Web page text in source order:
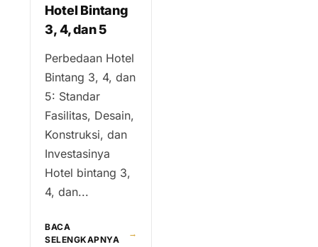
Hotel Bintang
3, 4, dan 5
Perbedaan Hotel
Bintang 3, 4, dan
5: Standar
Fasilitas, Desain,
Konstruksi, dan
Investasinya
Hotel bintang 3,
4, dan...
BACA
SELENGKAPNYA
→